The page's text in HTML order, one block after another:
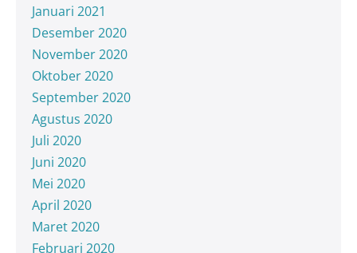
Januari 2021
Desember 2020
November 2020
Oktober 2020
September 2020
Agustus 2020
Juli 2020
Juni 2020
Mei 2020
April 2020
Maret 2020
Februari 2020